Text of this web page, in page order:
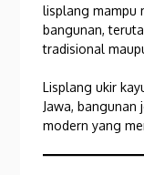
lisplang mampu
bangunan,
tradisional
Lisplang ukir
Jawa, bangunan
modern yang